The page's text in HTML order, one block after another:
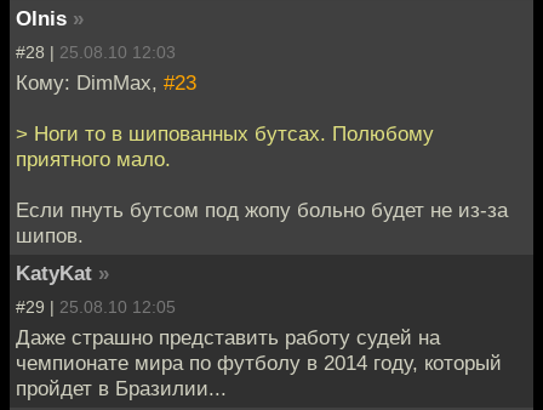
Olnis »
#28 | 25.08.10 12:03
Кому: DimMax, #23
> Ноги то в шипованных бутсах. Полюбому
приятного мало.
Если пнуть бутсом под жопу больно будет не из-за
шипов.
KatyKat »
#29 | 25.08.10 12:05
Даже страшно представить работу судей на
чемпионате мира по футболу в 2014 году, который
пройдет в Бразилии...